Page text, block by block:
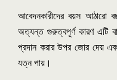
আবেদনকারীদের বয়স আঠারো
অত্যন্ত গুরুত্বপূর্ণ কারণ এটি
প্রদান করার উপর জোর দেয়
যত্ন পায়।